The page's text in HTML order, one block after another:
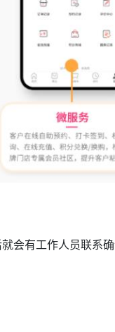
会有工作人员联系